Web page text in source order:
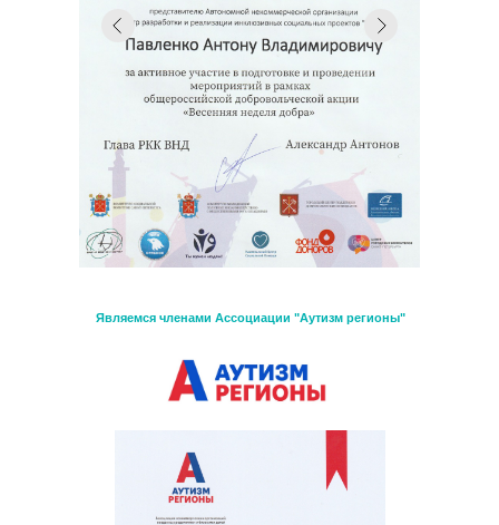
Являемся членами Ассоциации "Аутизм регионы"